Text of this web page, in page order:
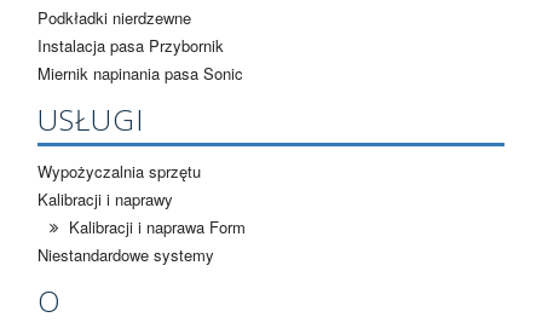
Podkładki nierdzewne
Instalacja pasa Przybornik
Miernik napinania pasa Sonic
USŁUGI
Wypożyczalnia sprzętu
Kalibracji i naprawy
Kalibracji i naprawa Form
Niestandardowe systemy
O